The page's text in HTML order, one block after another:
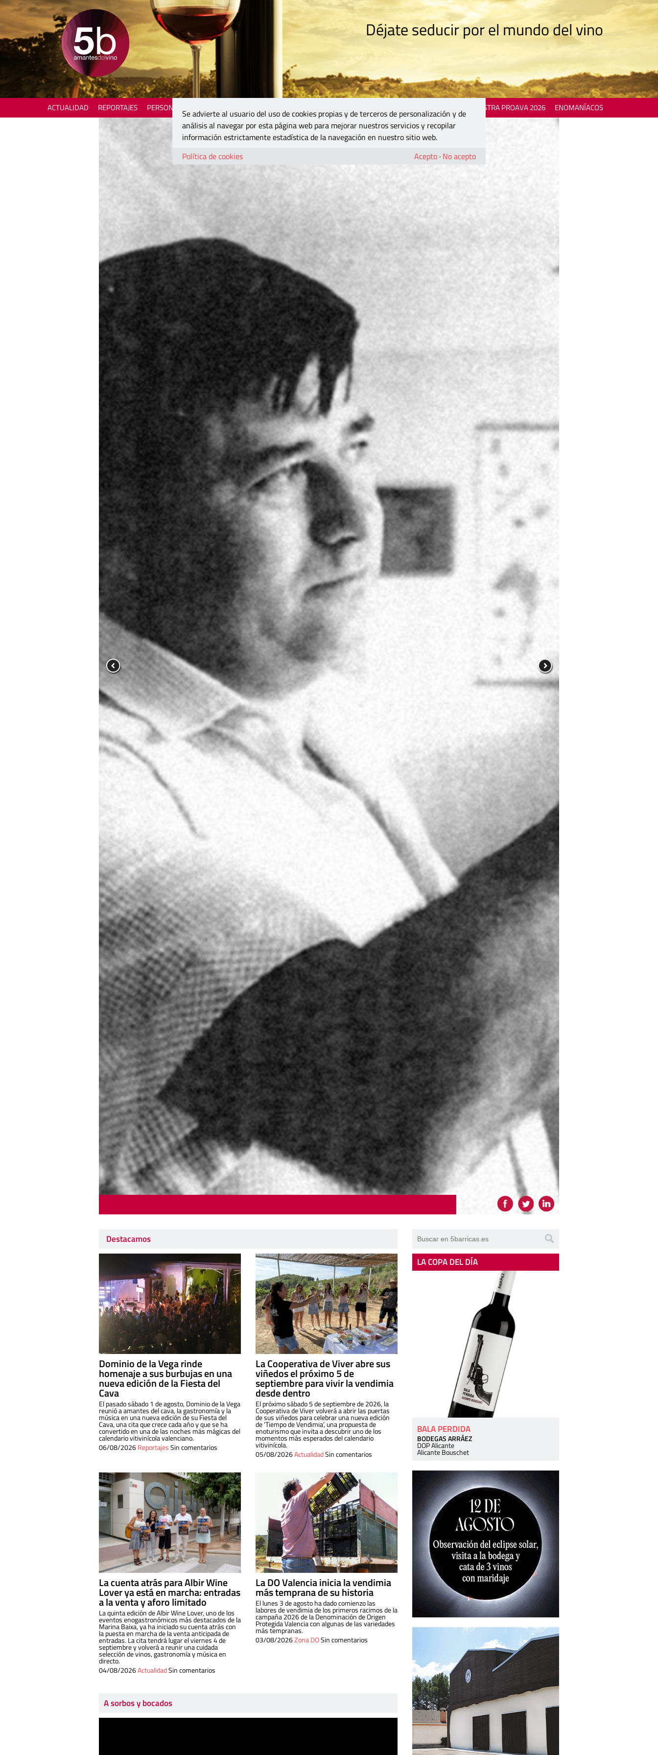
Déjate seducir por el mundo del vino
ACTUALIDAD REPORTAJES PERSONAJES MOSTRA PROAVA 2026 ENOMANÍACOS
Destacamos
Dominio de la Vega rinde
homenaje a sus burbujas en una
nueva edición de la Fiesta del
Cava
El pasado sábado 1 de agosto, Dominio de la Vega
reunió a amantes del cava, la gastronomía y la
música en una nueva edición de su Fiesta del
Cava, una cita que crece cada año y que se ha
convertido en una de las noches más mágicas del
calendario vitivinícola valenciano.
06/08/2026ReportajesSin comentarios
La Cooperativa de Viver abre sus
viñedos el próximo 5 de
septiembre para vivir la vendimia
desde dentro
El próximo sábado 5 de septiembre de 2026, la
Cooperativa de Viver volverá a abrir las puertas
de sus viñedos para celebrar una nueva edición
de ‘Tiempo de Vendimia’, una propuesta de
enoturismo que invita a descubrir uno de los
momentos más esperados del calendario
vitivinícola.
05/08/2026ActualidadSin comentarios
La cuenta atrás para Albir Wine
Lover ya está en marcha: entradas
a la venta y aforo limitado
La quinta edición de Albir Wine Lover, uno de los
eventos enogastronómicos más destacados de la
Marina Baixa, ya ha iniciado su cuenta atrás con
la puesta en marcha de la venta anticipada de
entradas. La cita tendrá lugar el viernes 4 de
septiembre y volverá a reunir una cuidada
selección de vinos, gastronomía y música en
directo.
04/08/2026ActualidadSin comentarios
La DO Valencia inicia la vendimia
más temprana de su historia
El lunes 3 de agosto ha dado comienzo las
labores de vendimia de los primeros racimos de la
campaña 2026 de la Denominación de Origen
Protegida Valencia con algunas de las variedades
más tempranas.
03/08/2026Zona DOSin comentarios
A sorbos y bocados
LA COPA DEL DÍA
BALA PERDIDA
BODEGAS ARRÁEZ
DOP Alicante
Alicante Bouschet
Se advierte al usuario del uso de cookies propias y de terceros de personalización y de
análisis al navegar por esta página web para mejorar nuestros servicios y recopilar
información estrictamente estadística de la navegación en nuestro sitio web.
Política de cookies
Acepto · No acepto